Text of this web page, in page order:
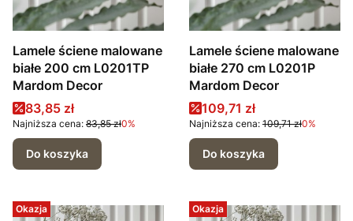
Lamele ściene malowane
białe 200 cm L0201TP
Mardom Decor
Cena promocyjna
83,85 zł
Najniższa cena: 83,85 zł0%
Do koszyka
Lamele ściene malowane
białe 270 cm L0201P
Mardom Decor
Cena promocyjna
109,71 zł
Najniższa cena: 109,71 zł0%
Do koszyka
Okazja Okazja